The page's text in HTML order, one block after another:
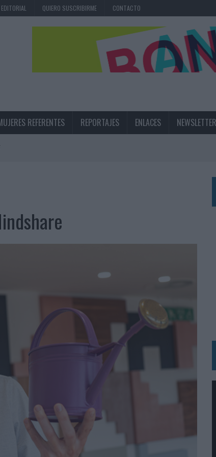
QUIERO SUSCRIBIRME CONTACTO
REFERENTES REPORTAJES ENLACES NEWSLETTER
Y SUPERA AL MÓVIL COMO DISPOSITIVO MÁS UTILIZADO
COMERCIAL GLOBAL
PATRIMONIO HISTÓRICO EN ACTIVOS CULTURALES Y ECONÓMICOS
DE SUS RELACIONES CON LOS MEDIOS
SU ÚLTIMA CAMPAÑA INTERNACIONAL
A LARGO PLAZO Y LA MEDICIÓN SON DOS CARAS DE LA MISMA
& RESORTS
DE INUSUALY PARA CERVEZA CAPAZ
DE INCLUSIÓN
SU NUEVA CAMPAÑA GLOBAL DE MARCA